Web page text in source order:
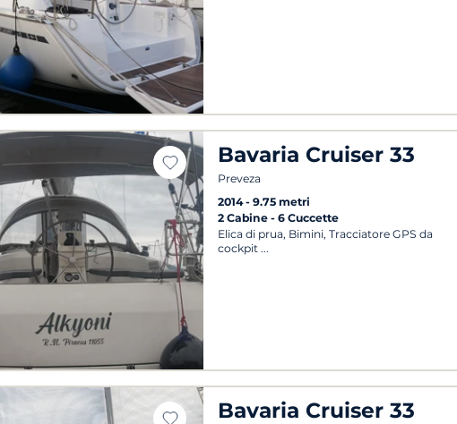
Bavaria Cruiser 33
Preveza
2014
9.75 metri
2 Cabine 6 Cuccette
Elica di prua, Bimini, Tracciatore GPS da
cockpit
Bavaria Cruiser 33